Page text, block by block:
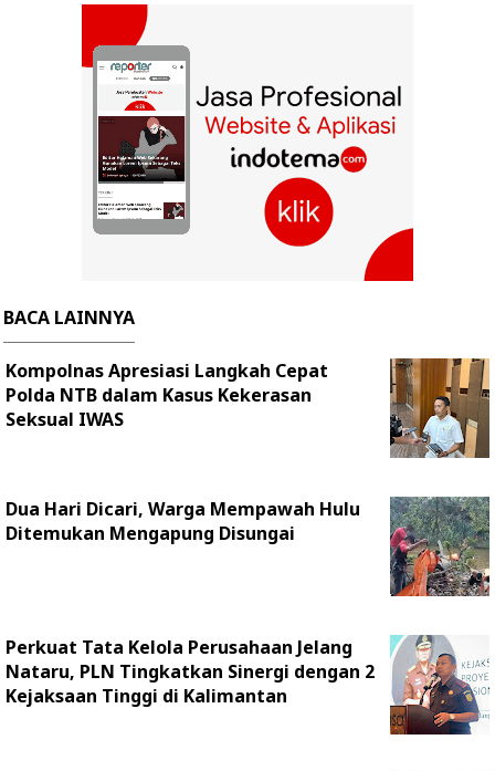
BACA LAINNYA
Kompolnas Apresiasi Langkah Cepat
Polda NTB dalam Kasus Kekerasan
Seksual IWAS
Dua Hari Dicari, Warga Mempawah Hulu
Ditemukan Mengapung Disungai
Perkuat Tata Kelola Perusahaan Jelang
Nataru, PLN Tingkatkan Sinergi dengan 2
Kejaksaan Tinggi di Kalimantan